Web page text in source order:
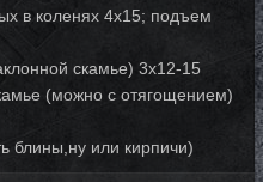
в коленях 4х15; подъем
скамье) 3х12-15
(можно с отягощением)
блины,ну или кирпичи)